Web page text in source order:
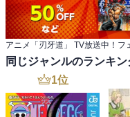
アニメ「刃牙道」 TV放送中！フ
同じジャンルのランキン
1位